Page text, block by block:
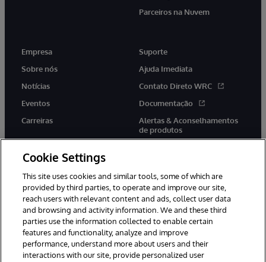
Parceiros na Nuvem
Empresa
Sobre nós
Notícias
Eventos
Carreiras
Suporte
Ajuda Imediata
Contato Direto WRC
Documentação
Alertas & Aconselhamentos
de produtos
twitter youtubefacebooklinkedin
© 1996-2022 InterSystems Corporation, Boston, MA. Todos os
direitos reservados.
Cookie Settings
This site uses cookies and similar tools, some of which are
provided by third parties, to operate and improve our site,
reach users with relevant content and ads, collect user data
and browsing and activity information. We and these third
parties use the information collected to enable certain
features and functionality, analyze and improve
performance, understand more about users and their
interactions with our site, provide personalized user